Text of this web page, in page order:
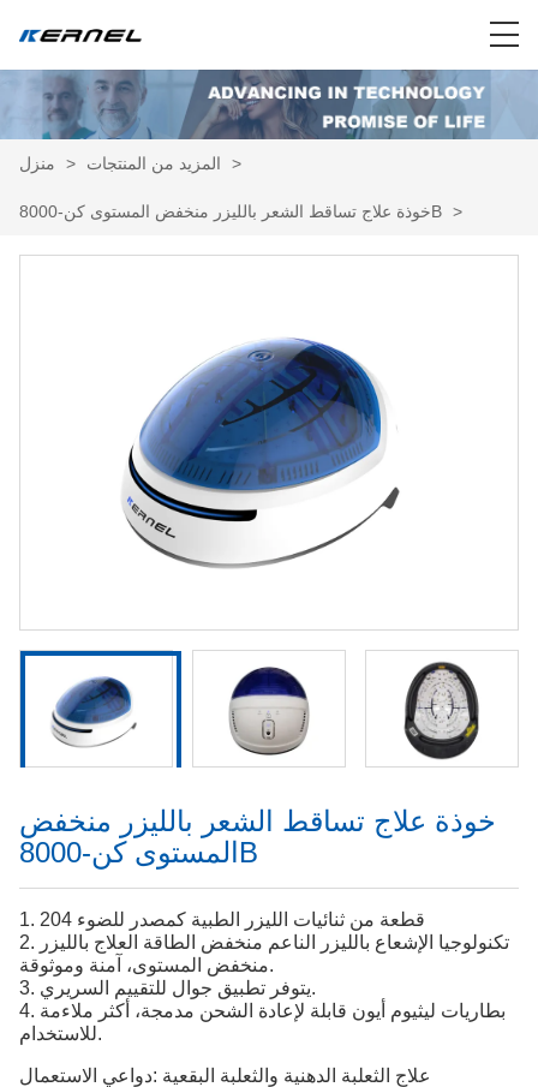
منزل > المزيد من المنتجات >
خوذة علاج تساقط الشعر بالليزر منخفض المستوى كن-8000B >
خوذة علاج تساقط الشعر بالليزر منخفض
المستوى كن-8000B
1. 204 قطعة من ثنائيات الليزر الطبية كمصدر للضوء
2. تكنولوجيا الإشعاع بالليزر الناعم منخفض الطاقة العلاج بالليزر
منخفض المستوى، آمنة وموثوقة.
3. يتوفر تطبيق جوال للتقييم السريري.
4. بطاريات ليثيوم أيون قابلة لإعادة الشحن مدمجة، أكثر ملاءمة
للاستخدام.
دواعي الاستعمال: علاج الثعلبة الدهنية والثعلبة البقعية